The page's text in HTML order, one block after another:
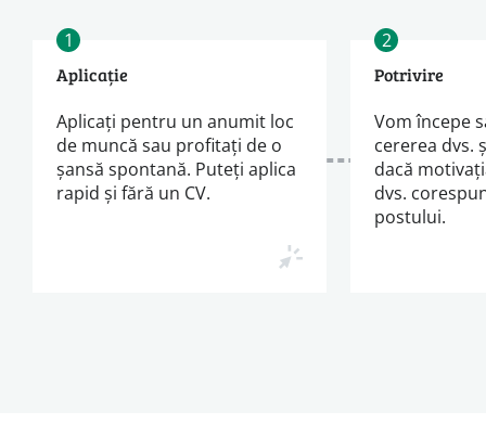
1
Aplicație
Aplicați pentru un anumit loc
de muncă sau profitați de o
șansă spontană. Puteți aplica
rapid și fără un CV.
2
Potrivire
Vom începe
cererea dvs.
dacă
dvs.
postului.